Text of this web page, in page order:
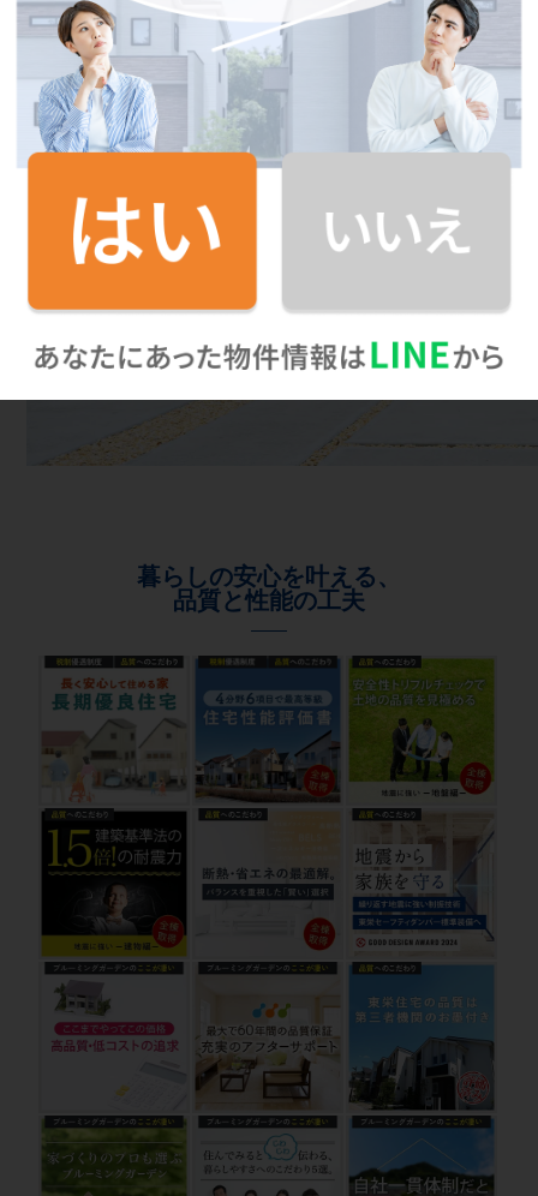
暮らしの安心を叶える、
品質と性能の工夫